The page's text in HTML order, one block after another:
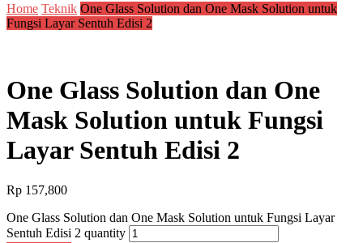
Home Teknik One Glass Solution dan One Mask Solution untuk
Fungsi Layar Sentuh Edisi 2
One Glass Solution dan One
Mask Solution untuk Fungsi
Layar Sentuh Edisi 2
Rp 157,800
One Glass Solution dan One Mask Solution untuk Fungsi Layar
Sentuh Edisi 2 quantity